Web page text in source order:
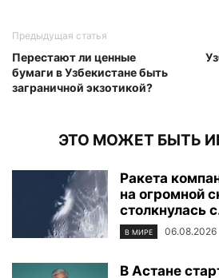
Предыдущая статья
Перестают ли ценные
бумаги в Узбекистане быть
заграничной экзотикой?
ЭТО МОЖЕТ БЫТЬ
Ракета
на огромной
столкнулась
В МИРЕ 06.08.2026
В Астане